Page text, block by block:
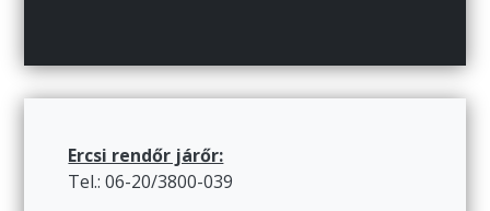
Ercsi rendőr járőr:
Tel.: 06-20/3800-039